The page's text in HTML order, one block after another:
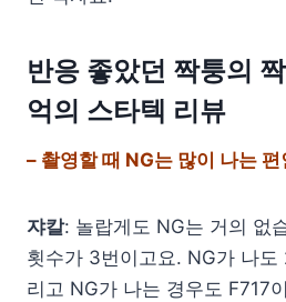
반응 좋았던 짝퉁의
억의 스타텍 리뷰
– 촬영할 때 NG는 많이 나는
쟈칼: 놀랍게도 NG는 거의 없
횟수가 3번이고요. NG가 나도
리고 NG가 나는 경우도 F717